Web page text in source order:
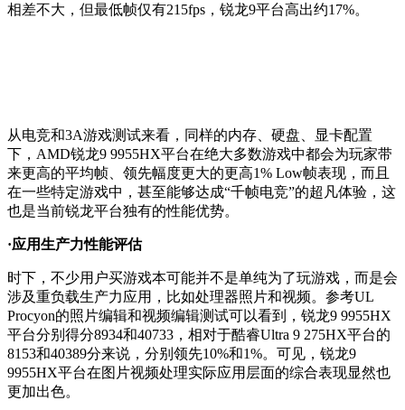
相差不大，但最低帧仅有215fps，锐龙9平台高出约17%。
从电竞和3A游戏测试来看，同样的内存、硬盘、显卡配置
下，AMD锐龙9 9955HX平台在绝大多数游戏中都会为玩家带
来更高的平均帧、领先幅度更大的更高1% Low帧表现，而且
在一些特定游戏中，甚至能够达成“千帧电竞”的超凡体验，这
也是当前锐龙平台独有的性能优势。
·应用生产力性能评估
时下，不少用户买游戏本可能并不是单纯为了玩游戏，而是会
涉及重负载生产力应用，比如处理器照片和视频。参考UL
Procyon的照片编辑和视频编辑测试可以看到，锐龙9 9955HX
平台分别得分8934和40733，相对于酷睿Ultra 9 275HX平台的
8153和40389分来说，分别领先10%和1%。可见，锐龙9
9955HX平台在图片视频处理实际应用层面的综合表现显然也
更加出色。